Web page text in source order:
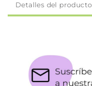
Detalles del producto